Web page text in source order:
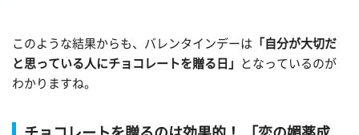
このような結果からも、バレンタインデーは 「自分が大切だ
と思っている人にチョコレートを贈る日」
となっているのが
わかりますね。